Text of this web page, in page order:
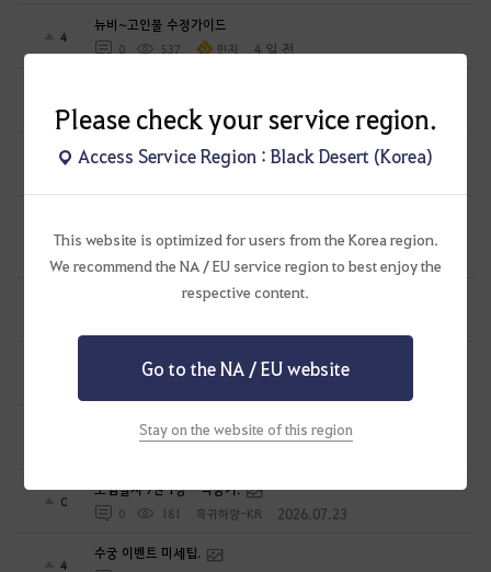
Please check your service region.
Access Service Region : Black Desert (Korea)
This website is optimized for users from the Korea region.
We recommend the NA / EU service region to best enjoy the
respective content.
Go to the NA / EU website
Stay on the website of this region
4
뉴비~고인물 수정가이드
0 537 민지 4 일 전
1 351 PsCrUx 8 일 전
4
2026.07.29이후 뉴비/복귀 모험가 스펙업가이드
4
1K 생간건비탕 10 일 전
카마실비아 메인 - 하늘마차.
시즌 캐릭 생성 보유 횟수 확인법.
북부 밀 농장 - 물뜨기 의뢰 진행시.
0
모험일지 7권 1장 - 약탕기.
0 181 흑귀하양-KR 2026.07.23
4
수궁 이벤트 미세팁.